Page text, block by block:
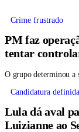
Crime frustrado
PM faz
tentar
O grupo determinou a
Candidatura definida
Lula dá aval
Luizianne ao